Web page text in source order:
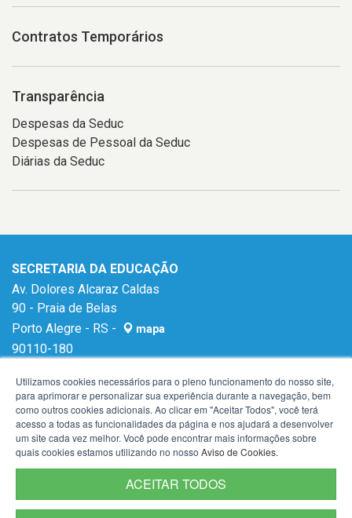
Contratos Temporários
Transparência
Despesas da Seduc
Despesas de Pessoal da Seduc
Diárias da Seduc
SECRETARIA DA EDUCAÇÃO
Av. Dolores Alcaraz Caldas
90 - Praia de Belas
Porto Alegre - RS -
mapa
90110-180
Utilizamos cookies necessários para o pleno funcionamento do nosso site,
para aprimorar e personalizar sua experiência durante a navegação, bem
como outros cookies adicionais. Ao clicar em "Aceitar Todos", você terá
acesso a todas as funcionalidades da página e nos ajudará a desenvolver
um site cada vez melhor. Você pode encontrar mais informações sobre
quais cookies estamos utilizando no nosso Aviso de Cookies.
ACEITAR TODOS